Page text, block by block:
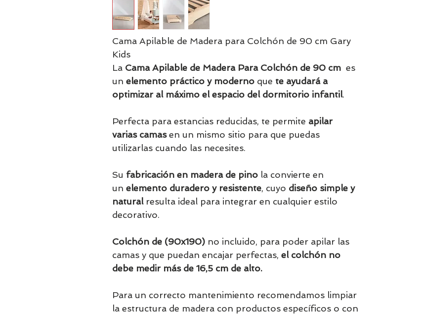
Cama Apilable de Madera para Colchón de 90 cm Gary
Kids
La Cama Apilable de Madera Para Colchón de 90 cm es
un elemento práctico y moderno que te ayudará a
optimizar al máximo el espacio del dormitorio infantil.
Perfecta para estancias reducidas, te permite apilar
varias camasen un mismo sitio para que puedas
utilizarlas cuando las necesites.
Su fabricación en madera de pino la convierte en
un elemento duradero y resistente, cuyo diseño simple y
naturalresulta ideal para integrar en cualquier estilo
decorativo.
Colchón de (90x190) no incluido, para poder apilar las
camas y que puedan encajar perfectas, el colchón no
debe medir más de 16,5 cm de alto.
Para un correcto mantenimiento recomendamos limpiar
la estructura de madera con productos específicos o con